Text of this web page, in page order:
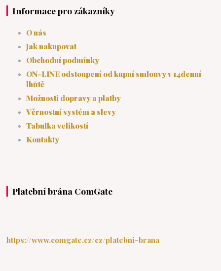
Informace pro zákazníky
O nás
Jak nakupovat
Obchodní podmínky
ON-LINE odstoupení od kupní smlouvy v 14denní
lhůtě
Možnosti dopravy a platby
Věrnostní systém a slevy
Tabulka velikostí
Kontakty
Platební brána ComGate
https://www.comgate.cz/cz/platebni-brana